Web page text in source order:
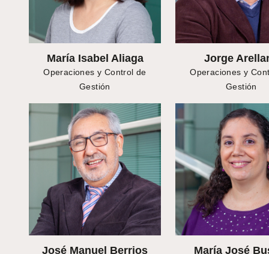
María Isabel Aliaga
Operaciones y Control de
Gestión
Jorge
Operaciones y
Gestión
José Manuel Berrios María José